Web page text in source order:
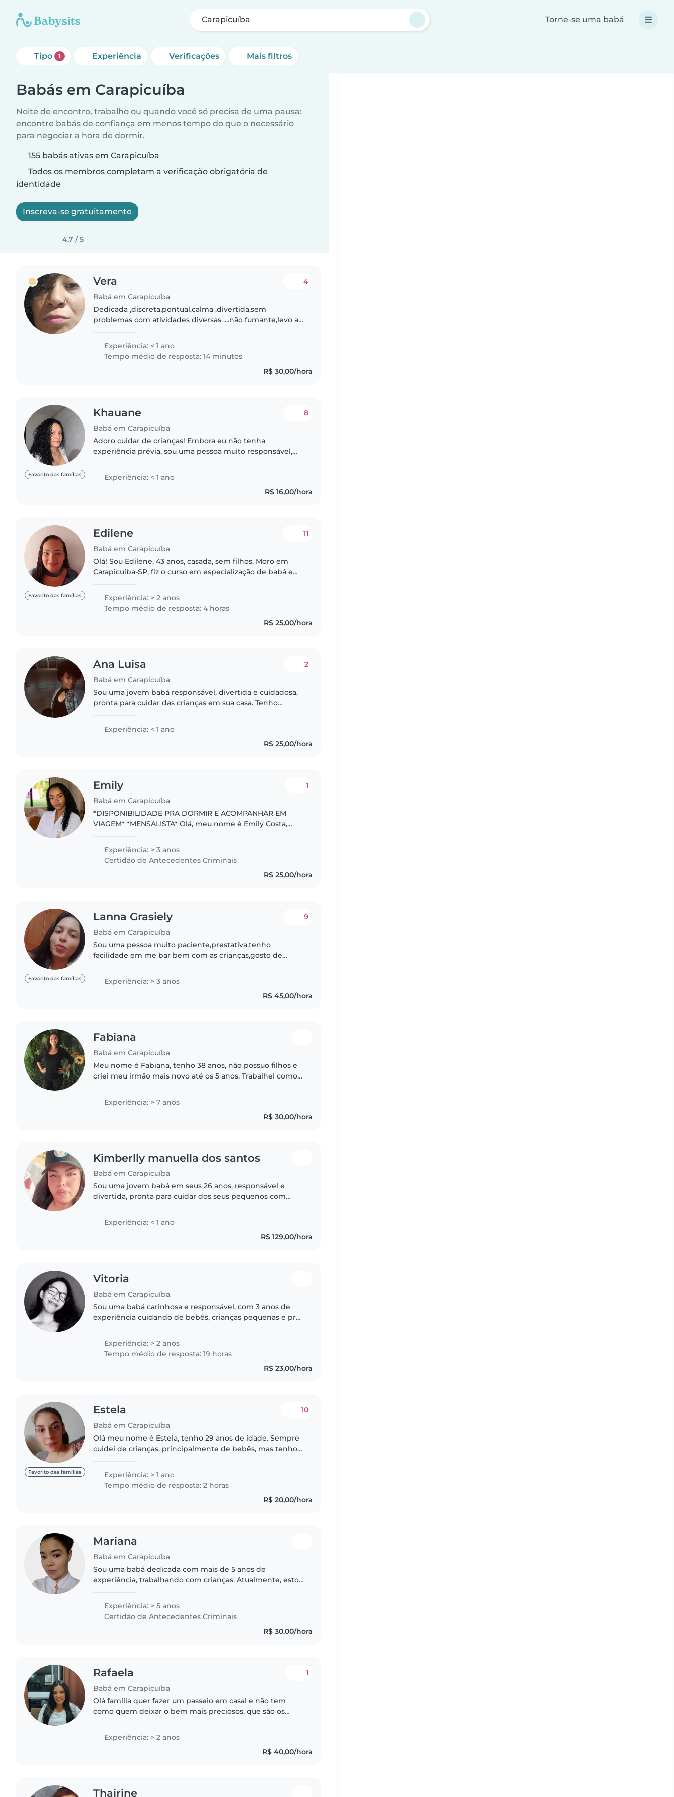
Carapicuíba Torne-se uma babá
Tipo 1 Experiência Verificações Mais filtros
Babás em Carapicuíba
Noite de encontro, trabalho ou quando você só precisa de uma pausa:
encontre babás de confiança em menos tempo do que o necessário
para negociar a hora de dormir.
155 babás ativas em Carapicuíba
Todos os membros completam a verificação obrigatória de
identidade
Inscreva-se gratuitamente
4,7 / 5
Vera
Babá em Carapicuíba
4
Dedicada ,discreta,pontual,calma ,divertida,sem
problemas com atividades diversas ....não fumante,levo a
tenho problemas..
Experiência: < 1 ano
Tempo médio de resposta: 14 minutos
R$ 30,00/hora
Favorito das famílias
Khauane
Babá em Carapicuíba
8
Adoro cuidar de crianças! Embora eu não tenha
experiência prévia, sou uma pessoa muito responsável,
Experiência: < 1 ano
R$ 16,00/hora
Favorito das famílias
Edilene
Babá em Carapicuíba
11
Olá! Sou Edilene, 43 anos, casada, sem filhos. Moro em
Carapicuíba-SP, fiz o curso em especialização de babá e
ano,, porém sem..
Experiência: > 2 anos
Tempo médio de resposta: 4 horas
R$ 25,00/hora
Ana Luisa
Babá em Carapicuíba
2
Sou uma jovem babá responsável, divertida e cuidadosa,
pronta para cuidar das crianças em sua casa. Tenho
confortável com animais..
Experiência: < 1 ano
R$ 25,00/hora
Emily
Babá em Carapicuíba
1
*DISPONIBILIDADE PRA DORMIR E ACOMPANHAR EM
VIAGEM* *MENSALISTA* Olá, meu nome é Emily Costa,
pessoa responsável, paciente, pontual..
Experiência: > 3 anos
Certidão de Antecedentes Criminais
R$ 25,00/hora
Favorito das famílias
Lanna Grasiely
Babá em Carapicuíba
9
Sou uma pessoa muito paciente,prestativa,tenho
facilidade em me bar bem com as crianças,gosto de
anos sou mãe de uma menina de 6..
Experiência: > 3 anos
R$ 45,00/hora
Fabiana
Babá em Carapicuíba
Meu nome é Fabiana, tenho 38 anos, não possuo filhos e
criei meu irmão mais novo até os 5 anos. Trabalhei como
Experiência: > 7 anos
R$ 30,00/hora
Kimberlly manuella dos santos
Babá em Carapicuíba
Sou uma jovem babá em seus 26 anos, responsável e
divertida, pronta para cuidar dos seus pequenos com
atividades criativas como dança..
Experiência: < 1 ano
R$ 129,00/hora
Vitoria
Babá em Carapicuíba
Sou uma babá carinhosa e responsável, com 3 anos de
experiência cuidando de bebês, crianças pequenas e pré-
e cozinhando, e adoro..
Experiência: > 2 anos
Tempo médio de resposta: 19 horas
R$ 23,00/hora
Favorito das famílias
Estela
Babá em Carapicuíba
10
Olá meu nome é Estela, tenho 29 anos de idade. Sempre
cuidei de crianças, principalmente de bebês, mas tenho
idades. Defendo..
Experiência: > 1 ano
Tempo médio de resposta: 2 horas
R$ 20,00/hora
Mariana
Babá em Carapicuíba
Sou uma babá dedicada com mais de 5 anos de
experiência, trabalhando com crianças. Atualmente, estou
infantis. Adoro atividades..
Experiência: > 5 anos
Certidão de Antecedentes Criminais
R$ 30,00/hora
Rafaela
Babá em Carapicuíba
1
Olá família quer fazer um passeio em casal e não tem
como quem deixar o bem mais preciosos, que são os
Experiência: > 2 anos
R$ 40,00/hora
Thairine